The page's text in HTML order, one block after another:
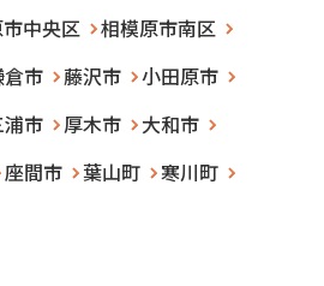
中央区
相模原市南区
市 藤沢市
小田原市
浦市 厚木市
大和市
座間市 葉山町
寒川町